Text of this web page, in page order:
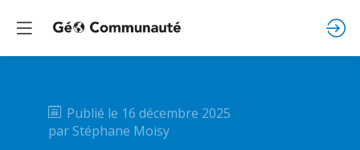
Publié le 16 décembre 2025
parStéphane Moisy